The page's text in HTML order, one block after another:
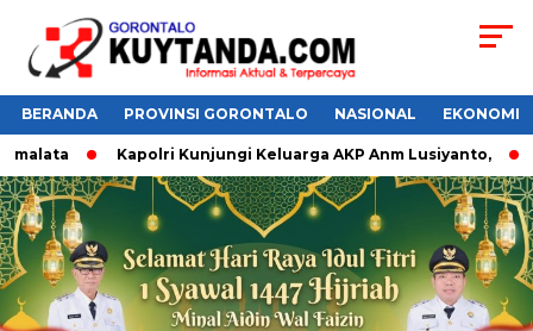
BERANDA PROVINSI GORONTALO NASIONAL EKONOMI
Kapolri Kunjungi Keluarga AKP Anm Lusiyanto,